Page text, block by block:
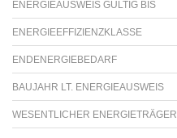
ENERGIEAUSWEIS GÜLTIG BIS
ENERGIEEFFIZIENZKLASSE
ENDENERGIEBEDARF
BAUJAHR LT. ENERGIEAUSWEIS
WESENTLICHER ENERGIETRÄGER